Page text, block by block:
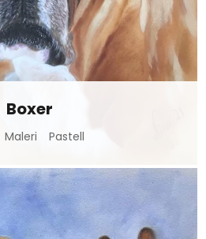
Boxer
Maleri Pastell